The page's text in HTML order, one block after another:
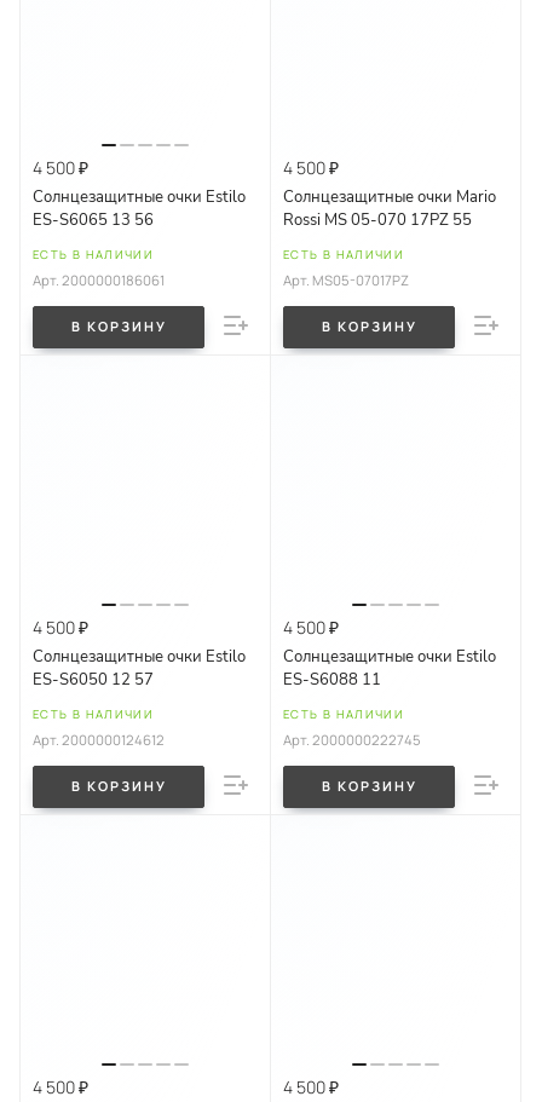
4 500 ₽
Солнцезащитные очки Estilo
ES-S6065 13 56
ЕСТЬ В НАЛИЧИИ
Арт. 2000000186061
В КОРЗИНУ
4 500 ₽
Солнцезащитные очки Mario
Rossi MS 05-070 17PZ 55
ЕСТЬ В НАЛИЧИИ
Арт. MS05-07017PZ
В КОРЗИНУ
4 500 ₽
Солнцезащитные очки Estilo
ES-S6050 12 57
ЕСТЬ В НАЛИЧИИ
Арт. 2000000124612
В КОРЗИНУ
4 500 ₽
Солнцезащитные очки Estilo
ES-S6088 11
ЕСТЬ В НАЛИЧИИ
Арт. 2000000222745
В КОРЗИНУ
4 500 ₽ 4 500 ₽